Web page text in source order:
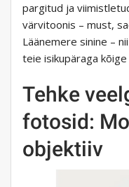
pargitud ja
värvitoonis – must,
Läänemere sinine –
teie isikupäraga kõige
Tehke
fotosid:
objektiiv